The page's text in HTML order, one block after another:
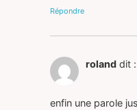
Répondre
roland dit :
enfin une parole